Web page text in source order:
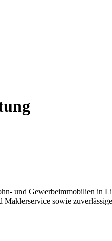
und Gewerbeimmobilien in
sowie